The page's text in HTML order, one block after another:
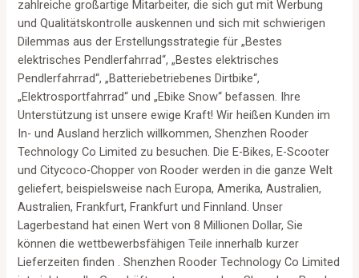
zahlreiche großartige Mitarbeiter, die sich gut mit Werbung
und Qualitätskontrolle auskennen und sich mit schwierigen
Dilemmas aus der Erstellungsstrategie für „Bestes
elektrisches Pendlerfahrrad“, „Bestes elektrisches
Pendlerfahrrad“, „Batteriebetriebenes Dirtbike“,
„Elektrosportfahrrad“ und „Ebike Snow“ befassen. Ihre
Unterstützung ist unsere ewige Kraft! Wir heißen Kunden im
In- und Ausland herzlich willkommen, Shenzhen Rooder
Technology Co Limited zu besuchen. Die E-Bikes, E-Scooter
und Citycoco-Chopper von Rooder werden in die ganze Welt
geliefert, beispielsweise nach Europa, Amerika, Australien,
Australien, Frankfurt, Frankfurt und Finnland. Unser
Lagerbestand hat einen Wert von 8 Millionen Dollar, Sie
können die wettbewerbsfähigen Teile innerhalb kurzer
Lieferzeiten finden . Shenzhen Rooder Technology Co Limited